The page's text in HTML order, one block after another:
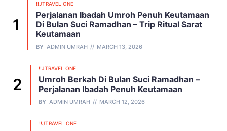
!!JTRAVEL ONE
Perjalanan Ibadah Umroh Penuh Keutamaan
Di Bulan Suci Ramadhan – Trip Ritual Sarat
Keutamaan
BY ADMIN UMRAH MARCH 13, 2026
!!JTRAVEL ONE
Umroh Berkah Di Bulan Suci Ramadhan –
Perjalanan Ibadah Penuh Keutamaan
BY ADMIN UMRAH MARCH 12, 2026
!!JTRAVEL ONE